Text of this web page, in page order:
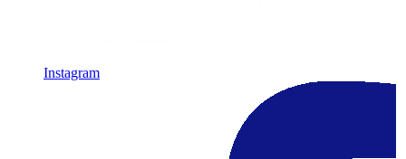
Instagram